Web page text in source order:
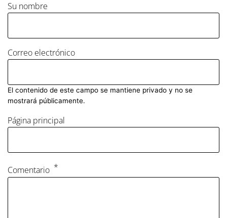
Su nombre
Correo electrónico
El contenido de este campo se mantiene privado y no se
mostrará públicamente.
Página principal
Comentario